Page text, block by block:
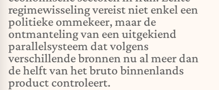
regimewisseling vereist niet enkel een
politieke ommekeer, maar de
ontmanteling van een uitgekiend
parallelsysteem dat volgens
verschillende bronnen nu al meer dan
de helft van het bruto binnenlands
product controleert.